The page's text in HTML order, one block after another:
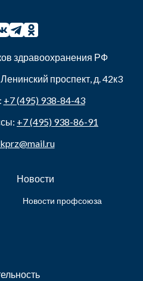
здравоохранения РФ
Ленинский проспект, д. 42к3
+7 (495) 938-84-43
+7 (495) 938-86-91
Новости
Новости профсоюза